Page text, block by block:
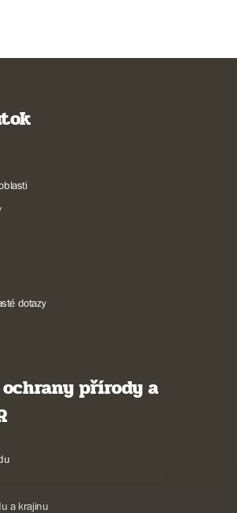
dotazy
přírody a
a krajinu